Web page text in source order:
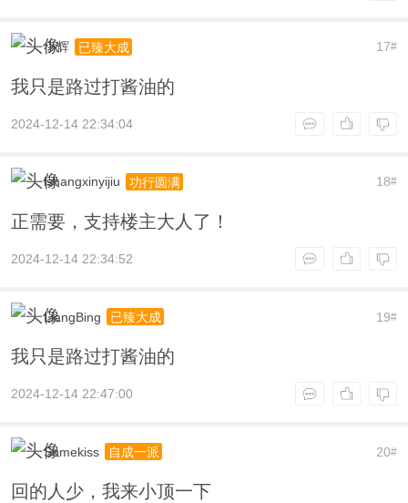
17#
小辉 已臻大成
我只是路过打酱油的
2024-12-14 22:34:04
18#
lshangxinyijiu 功行圆满
正需要，支持楼主大人了！
2024-12-14 22:34:52
19#
LiangBing 已臻大成
我只是路过打酱油的
2024-12-14 22:47:00
20#
Somekiss 自成一派
回的人少，我来小顶一下